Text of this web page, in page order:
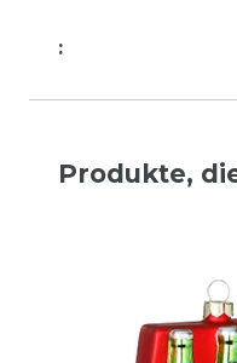
:
Produkte,